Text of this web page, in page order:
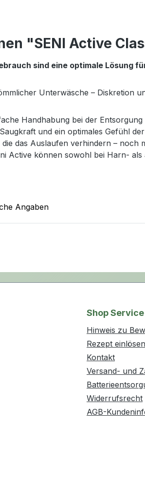
"SENI Active
sind eine optimale Lösung
Unterwäsche – Diskretion
Handhabung bei der Entsorgung
und ein optimales Gefühl
das Auslaufen verhindern – noch
Active können sowohl bei Harn-
Angaben
Shop Service
Hinweis zu
Rezept einlösen
Kontakt
Versand- und
Widerrufsrecht
AGB-